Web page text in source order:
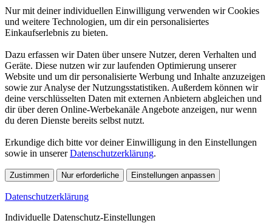
Nur mit deiner individuellen Einwilligung verwenden wir Cookies
und weitere Technologien, um dir ein personalisiertes
Einkaufserlebnis zu bieten.
Dazu erfassen wir Daten über unsere Nutzer, deren Verhalten und
Geräte. Diese nutzen wir zur laufenden Optimierung unserer
Website und um dir personalisierte Werbung und Inhalte anzuzeigen
sowie zur Analyse der Nutzungsstatistiken. Außerdem können wir
deine verschlüsselten Daten mit externen Anbietern abgleichen und
dir über deren Online-Werbekanäle Angebote anzeigen, nur wenn
du deren Dienste bereits selbst nutzt.
Erkundige dich bitte vor deiner Einwilligung in den Einstellungen
sowie in unsererDatenschutzerklärung.
Zustimmen Nur erforderliche Einstellungen anpassen
Datenschutzerklärung
Individuelle Datenschutz-Einstellungen